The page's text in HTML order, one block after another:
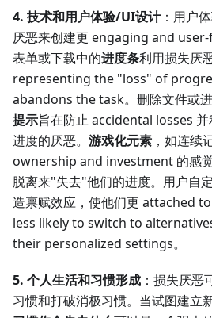
4. 技术和用户体验/UI设计：用户
厌恶来创建更 engaging and
表单或下载中的进度条利用损失厌
representing the "loss" of
abandons the task。删除文件或
提示旨在防止 accidental losses
进度的厌恶。 游戏化元素 ，如连续
ownership and investment 的感
脱离来"失去"他们的进度。用户自
造禀赋效应，使他们更 attached
less likely to switch to
their personalized settings。
5. 个人生活和习惯形成 ：损失厌恶
习惯和打破消极习惯。当试图建立